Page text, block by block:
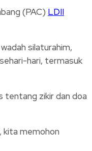
(PAC) LDII
silaturahim,
hari, termasuk
tentang zikir dan doa
kita memohon